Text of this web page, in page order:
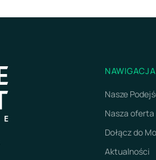
NAWIGACJA
Nasze
Nasza oferta
Dołącz do
Aktualności